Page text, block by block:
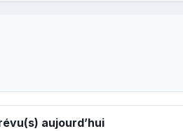
aujourd’hui